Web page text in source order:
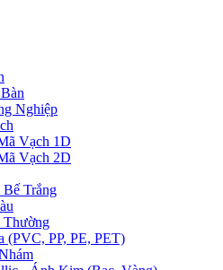
Nghiệp
Vạch 1D
Vạch 2D
Trắng
Thường
(PVC, PP, PE, PET)